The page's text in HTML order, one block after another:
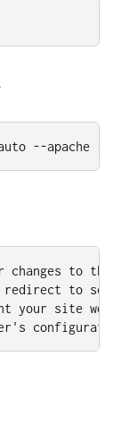
--apache --
to the
to secure
site works